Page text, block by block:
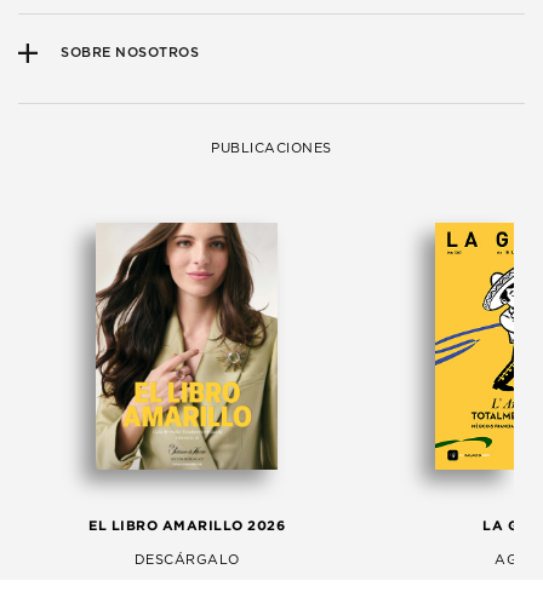
SOBRE NOSOTROS
PUBLICACIONES
EL LIBRO AMARILLO 2026
DESCÁRGALO
LA